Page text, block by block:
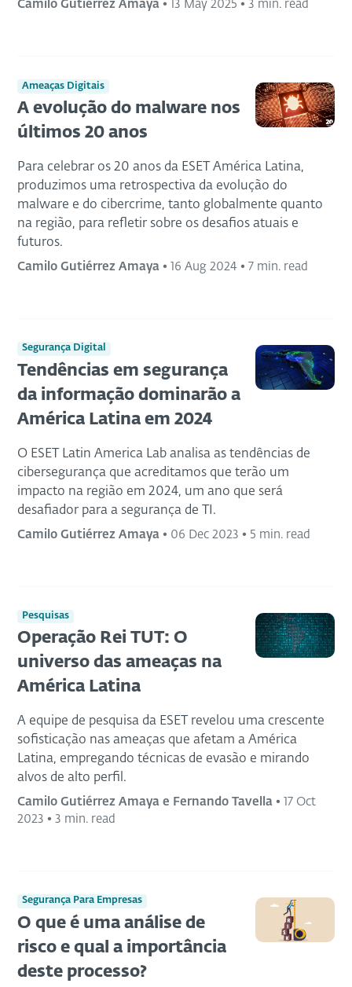
Camilo Gutiérrez Amaya • 13 May 2025 • 3 min. read
Ameaças Digitais
A evolução do malware nos
últimos 20 anos
Para celebrar os 20 anos da ESET América Latina,
produzimos uma retrospectiva da evolução do
malware e do cibercrime, tanto globalmente quanto
na região, para refletir sobre os desafios atuais e
futuros.
Camilo Gutiérrez Amaya • 16 Aug 2024 • 7 min. read
Segurança Digital
Tendências em segurança
da informação dominarão a
América Latina em 2024
O ESET Latin America Lab analisa as tendências de
cibersegurança que acreditamos que terão um
impacto na região em 2024, um ano que será
desafiador para a segurança de TI.
Camilo Gutiérrez Amaya • 06 Dec 2023 • 5 min. read
Pesquisas
Operação Rei TUT: O
universo das ameaças na
América Latina
A equipe de pesquisa da ESET revelou uma crescente
sofisticação nas ameaças que afetam a América
Latina, empregando técnicas de evasão e mirando
alvos de alto perfil.
Camilo Gutiérrez Amaya e Fernando Tavella •
17 Oct
2023 • 3 min. read
Segurança Para Empresas
O que é uma análise de
risco e qual a importância
deste processo?